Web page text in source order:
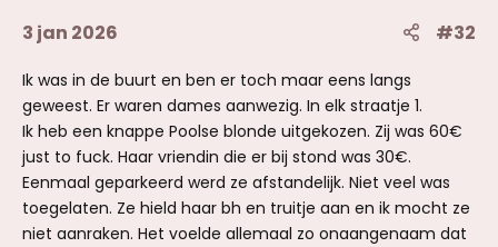
3 jan 2026 #32
Ik was in de buurt en ben er toch maar eens langs
geweest. Er waren dames aanwezig. In elk straatje 1.
Ik heb een knappe Poolse blonde uitgekozen. Zij was 60€
just to fuck. Haar vriendin die er bij stond was 30€.
Eenmaal geparkeerd werd ze afstandelijk. Niet veel was
toegelaten. Ze hield haar bh en truitje aan en ik mocht ze
niet aanraken. Het voelde allemaal zo onaangenaam dat